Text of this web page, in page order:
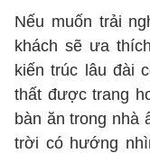
Nếu muốn trải
khách sẽ ưa
kiến trúc lâu đài
thất được trang
bàn ăn trong nhà
trời có hướng